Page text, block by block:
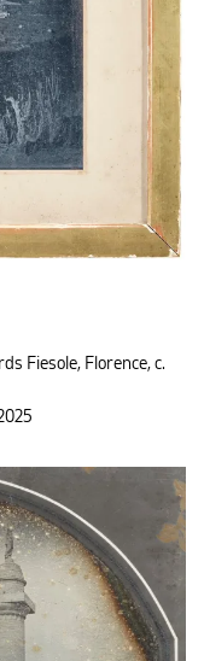
Fiesole, Florence, c.